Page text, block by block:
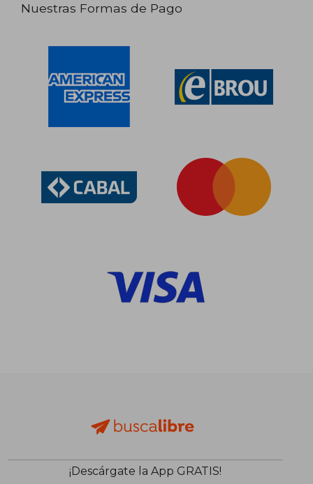
Nuestras Formas de Pago
¡Descárgate la App GRATIS!